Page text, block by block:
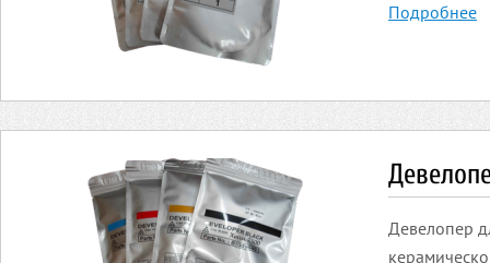
Подробнее
Девелопер